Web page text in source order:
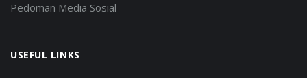
Pedoman Media Sosial
USEFUL LINKS